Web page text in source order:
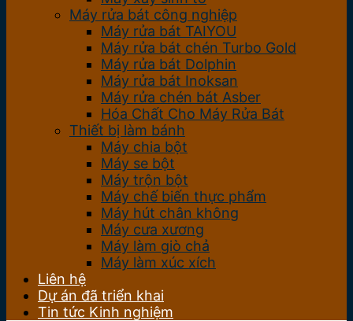
Máy rửa bát công nghiệp
Máy rửa bát TAIYOU
Máy rửa bát chén Turbo Gold
Máy rửa bát Dolphin
Máy rửa bát Inoksan
Máy rửa chén bát Asber
Hóa Chất Cho Máy Rửa Bát
Thiết bị làm bánh
Máy chia bột
Máy se bột
Máy trộn bột
Máy chế biến thực phẩm
Máy hút chân không
Máy cưa xương
Máy làm giò chả
Máy làm xúc xích
Liên hệ
Dự án đã triển khai
Tin tức Kinh nghiệm